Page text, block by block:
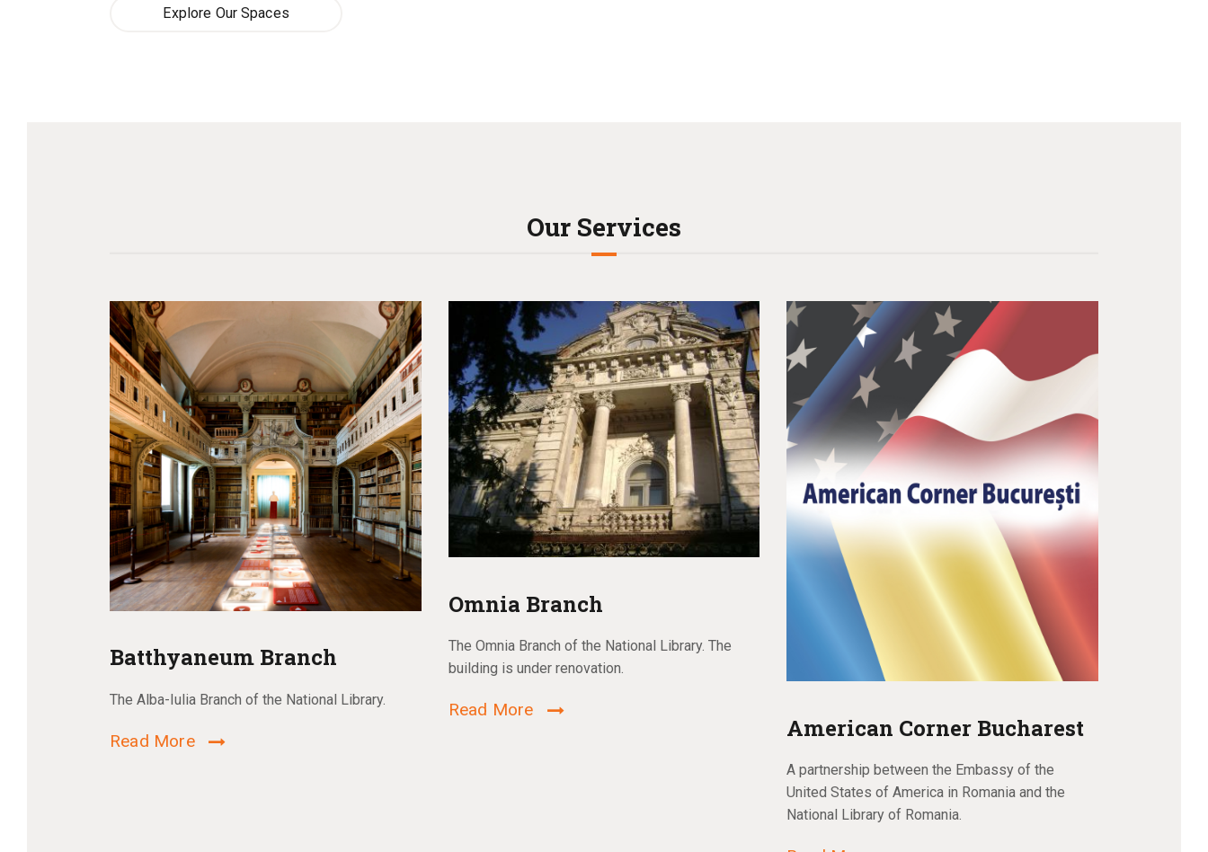
Explore Our Spaces
Our Services
Batthyaneum Branch
The Alba-Iulia Branch of the National Library.
Read More
Omnia Branch
The Omnia Branch of the National Library. The
building is under renovation.
Read More
American Corner Bucharest
A partnership between the Embassy of the
United States of America in Romania and the
National Library of Romania.